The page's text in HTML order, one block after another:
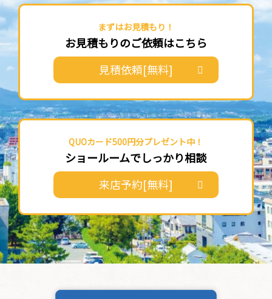
まずはお見積もり！
お見積もりのご依頼はこちら
見積依頼[無料]
QUOカード500円分プレゼント中！
ショールームでしっかり相談
来店予約[無料]